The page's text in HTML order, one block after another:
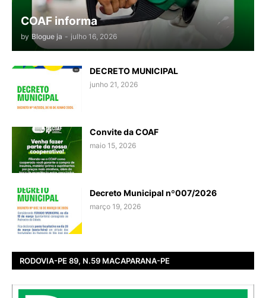
COAF informa
by Blogue ja - julho 16, 2026
DECRETO MUNICIPAL
junho 21, 2026
Convite da COAF
maio 15, 2026
Decreto Municipal nº007/2026
março 19, 2026
RODOVIA-PE 89, N.59 MACAPARANA-PE